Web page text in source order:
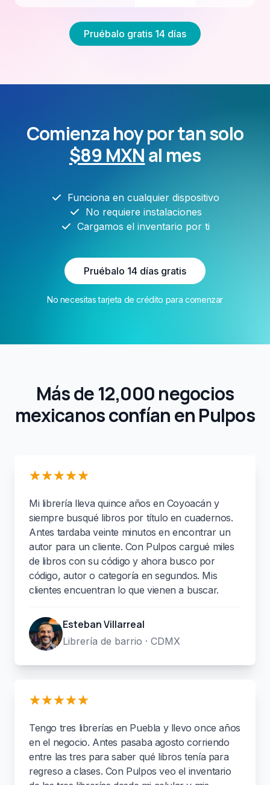
Pruébalo gratis 14 días
Comienza hoy por tan solo
$89 MXNal mes
Funciona en cualquier dispositivo
No requiere instalaciones
Cargamos el inventario por ti
Pruébalo 14 días gratis
No necesitas tarjeta de crédito para comenzar
Más de 12,000 negocios
mexicanos confían en Pulpos
Mi librería lleva quince años en Coyoacán y
siempre busqué libros por título en cuadernos.
Antes tardaba veinte minutos en encontrar un
autor para un cliente. Con Pulpos cargué miles
de libros con su código y ahora busco por
código, autor o categoría en segundos. Mis
clientes encuentran lo que vienen a buscar.
Esteban Villarreal
Librería de barrio · CDMX
Tengo tres librerías en Puebla y llevo once años
en el negocio. Antes pasaba agosto corriendo
entre las tres para saber qué libros tenía para
regreso a clases. Con Pulpos veo el inventario